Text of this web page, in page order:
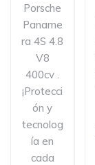
Porsche
Paname
ra 4S 4.8
V8
400cv .
¡Protecci
ón y
tecnolog
ía en
cada